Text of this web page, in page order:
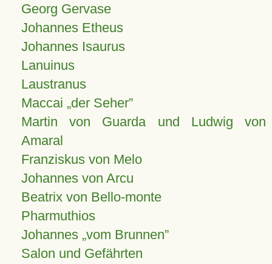
Georg Gervase
Johannes Etheus
Johannes Isaurus
Lanuinus
Laustranus
Maccai „der Seher”
Martin von Guarda und Ludwig von
Amaral
Franziskus von Melo
Johannes von Arcu
Beatrix von Bello-monte
Pharmuthios
Johannes vom Brunnen
Salon und Gefährten